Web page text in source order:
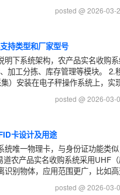
posted @ 2026-03-
持类型和厂家型号
下系统架构，农产品实名收购
加工分拣、库存管理等模块。
）安装在电子秤操作系统上，实
posted @ 2026-03-
卡设计及用途
唯一物理卡，与身份证功能类
农产品实名收购系统采用UHF
别物体，应用范围更广，比如
posted @ 2026-03-